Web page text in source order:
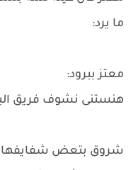
ما يرد:
معتز ببرود:
هنستنى نشوف فريق
شروق بتعض شفايفها